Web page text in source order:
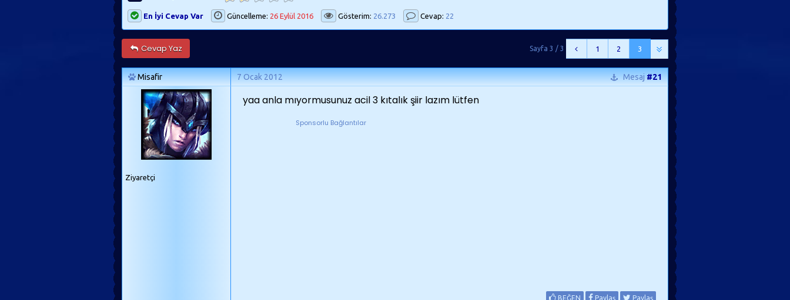
En İyi Cevap Var Güncelleme: 26 Eylül 2016 Gösterim: 26.273 Cevap: 22
Cevap Yaz 1 2 3
Sayfa 3 / 3
Misafir 7 Ocak 2012 Mesaj#21
Ziyaretçi
yaa anla mıyormusunuz acil 3 kıtalık şiir lazım lütfen
Sponsorlu Bağlantılar
BEĞEN Paylaş Paylaş